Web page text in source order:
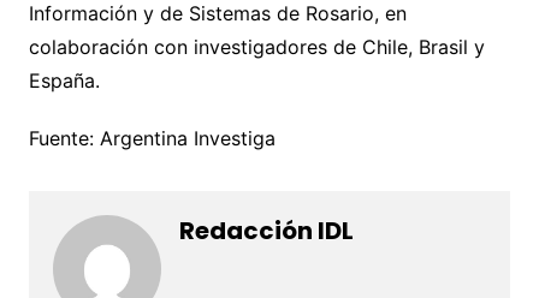
Información y de Sistemas de Rosario, en
colaboración con investigadores de Chile, Brasil y
España.
Fuente: Argentina Investiga
Redacción IDL